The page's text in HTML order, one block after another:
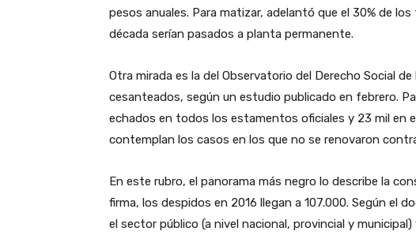
pesos anuales. Para matizar, adelantó que el 30% de
década serían pasados a planta permanente.
Otra mirada es la del Observatorio del Derecho Social
cesanteados, según un estudio publicado en febrero.
echados en todos los estamentos oficiales y 23 mil en
contemplan los casos en los que no se renovaron
En este rubro, el panorama más negro lo describe la
firma, los despidos en 2016 llegan a 107.000. Según el
el sector público (a nivel nacional, provincial y